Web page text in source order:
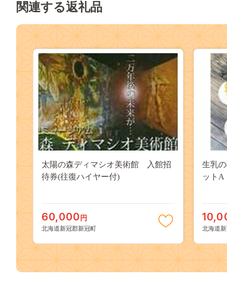
関連する返礼品
太陽の森ディマシオ美術館 入館招
待券(往復ハイヤー付)
60,000 円
北海道新冠郡新冠町
生乳
ットA
北海道